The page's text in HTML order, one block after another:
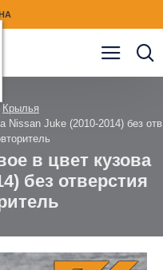
Крылья
Nissan Juke (2010-2014) без отв
в цвет кузова
без отверстия